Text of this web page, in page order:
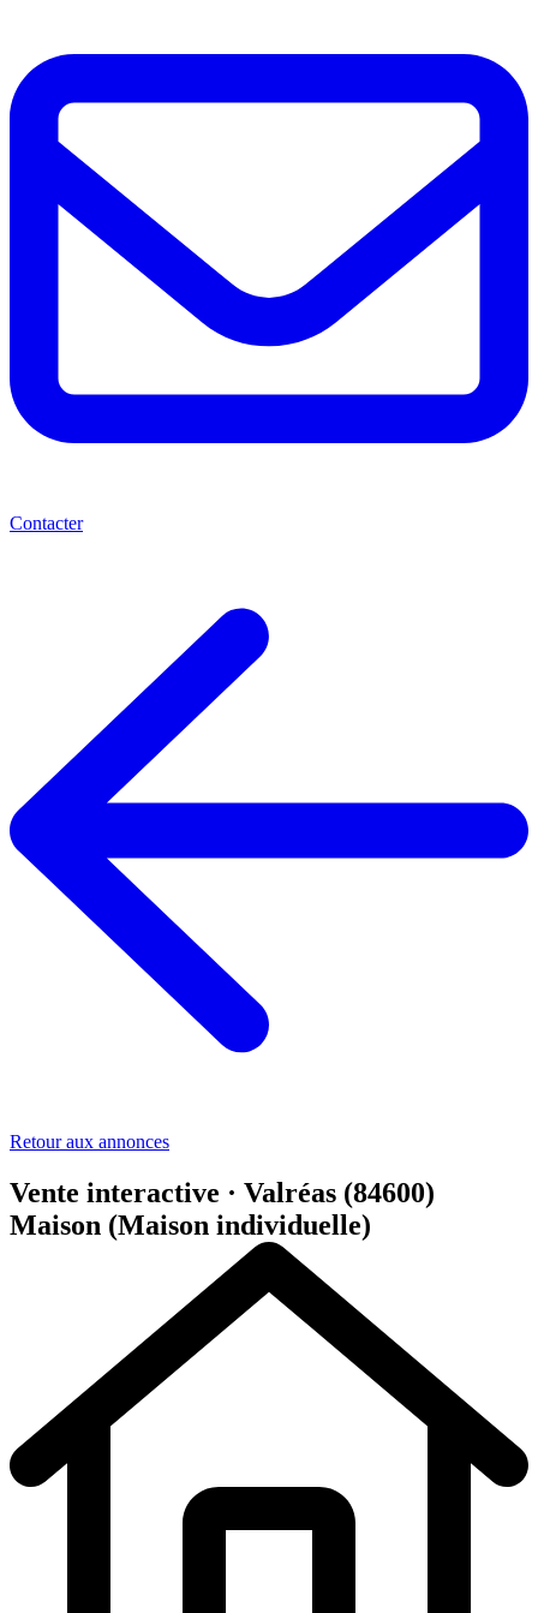
Contacter
Retour aux annonces
Vente interactive · Valréas (84600)
Maison (Maison individuelle)